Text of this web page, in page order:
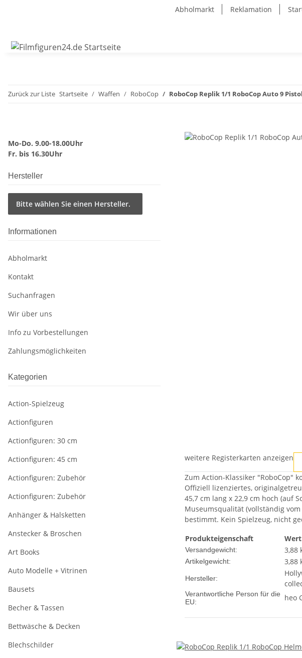
Abholmarkt Reklamation
Zurück zur Liste Startseite Waffen RoboCop RoboCop Replik 1/1 RoboCop Auto 9
weitere Registerkarten anzeigen
Zum Action-Klassiker "RoboCop"
Offiziell lizenziertes,
45,7 cm lang x 22,9 cm hoch (auf
Museumsqualität (vollständig
bestimmt. Kein Spielzeug, nicht
Produkteigenschaft
Wert
Versandgewicht: 3,88
Artikelgewicht: 3,88
Hersteller:
Verantwortliche Person für die
EU:
heo
Mo-Do. 9.00-18.00Uhr
Fr. bis 16.30Uhr
Hersteller
Bitte wählen Sie einen Hersteller.
Informationen
Abholmarkt
Kontakt
Suchanfragen
Wir über uns
Info zu Vorbestellungen
Zahlungsmöglichkeiten
Kategorien
Action-Spielzeug
Actionfiguren
Actionfiguren: 30 cm
Actionfiguren: 45 cm
Actionfiguren: Zubehör
Actionfiguren: Zubehör
Anhänger & Halsketten
Anstecker & Broschen
Art Books
Auto Modelle + Vitrinen
Bausets
Becher & Tassen
Bettwäsche & Decken
Blechschilder